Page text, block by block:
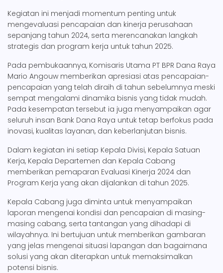
Kegiatan ini menjadi momentum penting untuk
mengevaluasi pencapaian dan kinerja perusahaan
sepanjang tahun 2024, serta merencanakan langkah
strategis dan program kerja untuk tahun 2025.
Pada pembukaannya, Komisaris Utama PT BPR Dana Raya
Mario Angouw memberikan apresiasi atas pencapaian-
pencapaian yang telah diraih di tahun sebelumnya meski
sempat mengalami dinamika bisnis yang tidak mudah.
Pada kesempatan tersebut ia juga menyampaikan agar
seluruh insan Bank Dana Raya untuk tetap berfokus pada
inovasi, kualitas layanan, dan keberlanjutan bisnis.
Dalam kegiatan ini setiap Kepala Divisi, Kepala Satuan
Kerja, Kepala Departemen dan Kepala Cabang
memberikan pemaparan Evaluasi Kinerja 2024 dan
Program Kerja yang akan dijalankan di tahun 2025.
Kepala Cabang juga diminta untuk menyampaikan
laporan mengenai kondisi dan pencapaian di masing-
masing cabang, serta tantangan yang dihadapi di
wilayahnya. Ini bertujuan untuk memberikan gambaran
yang jelas mengenai situasi lapangan dan bagaimana
solusi yang akan diterapkan untuk memaksimalkan
potensi bisnis.